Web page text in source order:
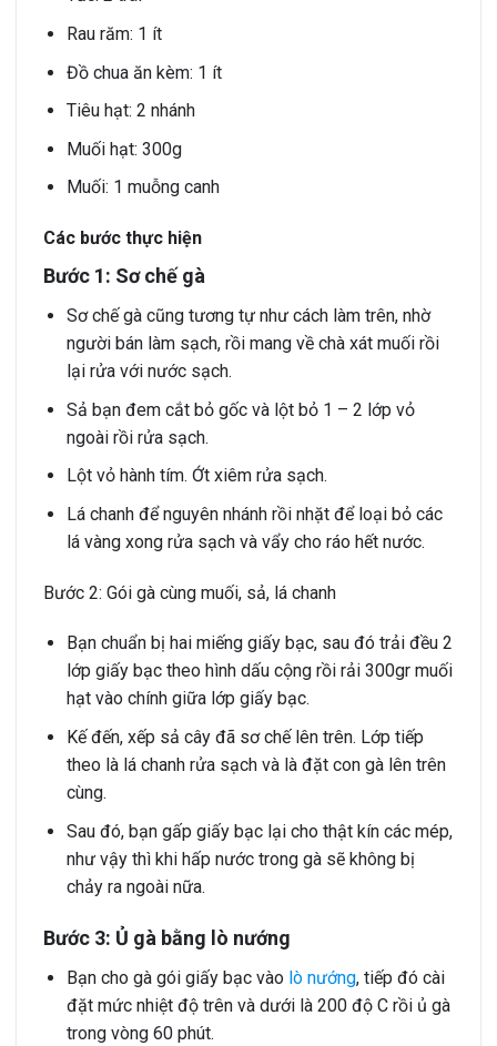
Rau răm: 1 ít
Đồ chua ăn kèm: 1 ít
Tiêu hạt: 2 nhánh
Muối hạt: 300g
Muối: 1 muỗng canh
Các bước thực hiện
Bước 1: Sơ chế gà
Sơ chế gà cũng tương tự như cách làm trên, nhờ
người bán làm sạch, rồi mang về chà xát muối rồi
lại rửa với nước sạch.
Sả bạn đem cắt bỏ gốc và lột bỏ 1 – 2 lớp vỏ
ngoài rồi rửa sạch.
Lột vỏ hành tím. Ớt xiêm rửa sạch.
Lá chanh để nguyên nhánh rồi nhặt để loại bỏ các
lá vàng xong rửa sạch và vẩy cho ráo hết nước.
Bước 2: Gói gà cùng muối, sả, lá chanh
Bạn chuẩn bị hai miếng giấy bạc, sau đó trải đều 2
lớp giấy bạc theo hình dấu cộng rồi rải 300gr muối
hạt vào chính giữa lớp giấy bạc.
Kế đến, xếp sả cây đã sơ chế lên trên. Lớp tiếp
theo là lá chanh rửa sạch và là đặt con gà lên trên
cùng.
Sau đó, bạn gấp giấy bạc lại cho thật kín các mép,
như vậy thì khi hấp nước trong gà sẽ không bị
chảy ra ngoài nữa.
Bước 3: Ủ gà bằng lò nướng
Bạn cho gà gói giấy bạc vào lò nướng, tiếp đó cài
đặt mức nhiệt độ trên và dưới là 200 độ C rồi ủ gà
trong vòng 60 phút.